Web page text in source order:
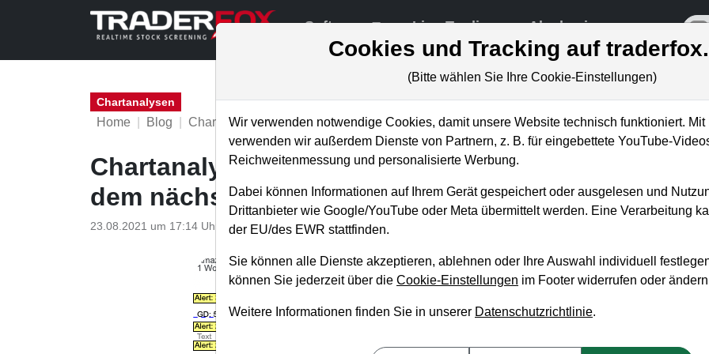
Software Live-Trading Akademie
Chartanalysen
Home Blog Chartanalysen
Chartanalyse Amazon: die Einstiegsgelegenheit vor
dem nächsten Run?
23.08.2021 um 17:14 Uhr P. Uhlschmied
Cookies und Tracking auf
(Bitte wählen Sie Ihre Cookie-Einstellungen)
Wir verwenden notwendige Cookies, damit unsere Website technisch funktioniert.
verwenden wir außerdem Dienste von Partnern, z. B. für eingebettete YouTube-
Reichweitenmessung und personalisierte Werbung.
Dabei können Informationen auf Ihrem Gerät gespeichert oder ausgelesen und
Drittanbieter wie Google/YouTube oder Meta übermittelt werden. Eine Verarbeitung
der EU/des EWR stattfinden.
Sie können alle Dienste akzeptieren, ablehnen oder Ihre Auswahl individuell
können Sie jederzeit über die Cookie-Einstellungen im Footer widerrufen oder
Weitere Informationen finden Sie in unserer Datenschutzrichtlinie.